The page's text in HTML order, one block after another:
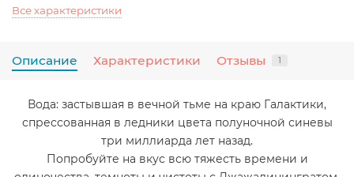
Все характеристики
Описание Характеристики Отзывы 1
Вода: застывшая в вечной тьме на краю Галактики,
спрессованная в ледники цвета полуночной синевы
три миллиарда лет назад.
Попробуйте на вкус всю тяжесть времени и